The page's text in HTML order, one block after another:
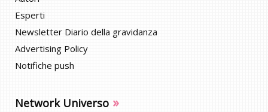
Esperti
Newsletter Diario della gravidanza
Advertising Policy
Notifiche push
Network Universo »